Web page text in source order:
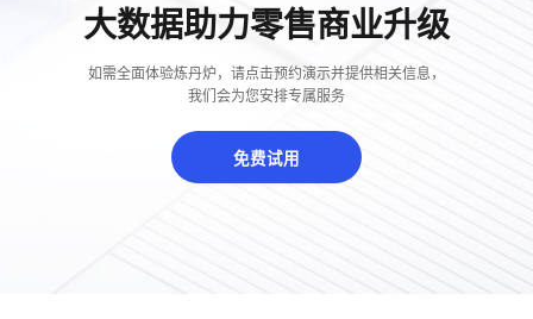
大数据助力零售商业升级
如需全面体验炼丹炉，请点击预约演示并提供相关信息，
我们会为您安排专属服务
免费试用